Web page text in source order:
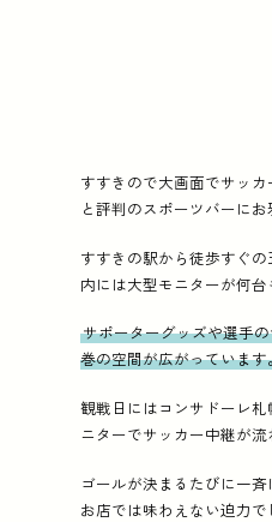
すすきので大画面でサッ
と評判のスポーツバーにお
すすきの駅から徒歩すぐ
内には大型モニターが何台
サポーターグッズや選手
巻の空間が広がっています
観戦日にはコンサドーレ
ニターでサッカー中継が流
ゴールが決まるたびに一
お店では味わえない迫力で